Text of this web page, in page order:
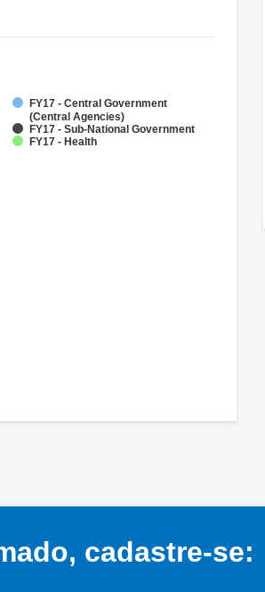
FY17 - Central Government
(Central Agencies)
FY17 - Sub-National Government
FY17 - Health
cadastre-se: